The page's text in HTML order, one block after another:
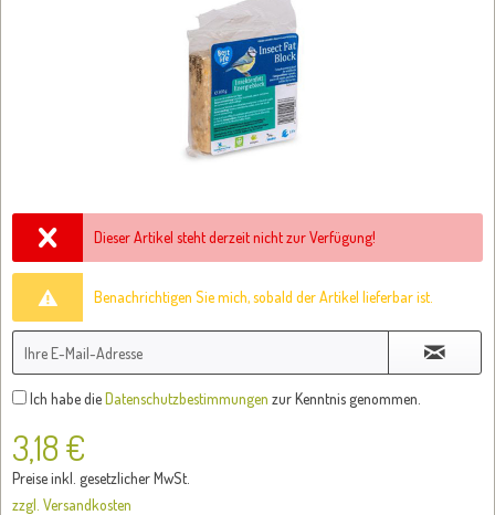
Dieser Artikel steht derzeit nicht zur Verfügung!
Benachrichtigen Sie mich, sobald der Artikel lieferbar ist.
Ich habe dieDatenschutzbestimmungen zur Kenntnis genommen.
3,18 €
Preise inkl. gesetzlicher MwSt.
zzgl. Versandkosten